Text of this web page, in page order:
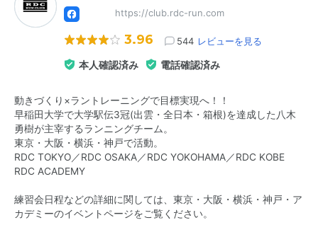
https://club.rdc-run.com
3.96 544 レビューを見る
本人確認済み 電話確認済み
動きづくり×ラントレーニングで目標実現へ！！
早稲田大学で大学駅伝3冠(出雲・全日本・箱根)を達成した八木
勇樹が主宰するランニングチーム。
東京・大阪・横浜・神戸で活動。
RDC TOKYO／RDC OSAKA／RDC YOKOHAMA／RDC KOBE
RDC ACADEMY
練習会日程などの詳細に関しては、東京・大阪・横浜・神戸・ア
カデミーのイベントページをご覧ください。